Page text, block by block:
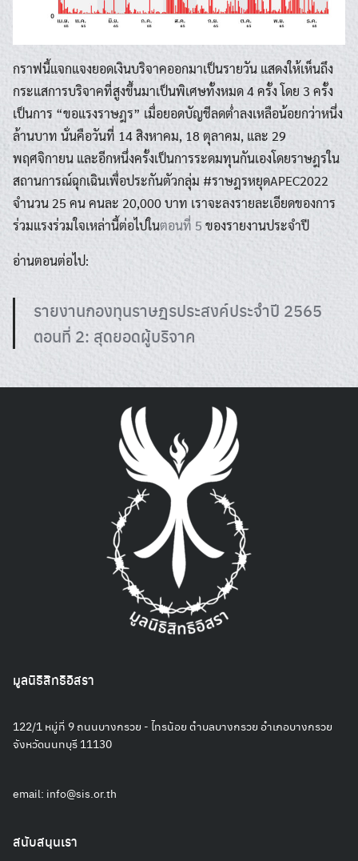
กราฟนี้แจกแจงยอดเงินบริจาคออกมาเป็นรายวัน แสดงให้เห็นถึง
กระแสการบริจาคที่สูงขึ้นมาเป็นพิเศษทั้งหมด 4 ครั้ง โดย 3 ครั้ง
เป็นการ “ขอแรงราษฎร” เมื่อยอดบัญชีลดต่ำลงเหลือน้อยกว่าหนึ่ง
ล้านบาท นั่นคือวันที่ 14 สิงหาคม, 18 ตุลาคม, และ 29
พฤศจิกายน และอีกหนึ่งครั้งเป็นการระดมทุนกันเองโดยราษฎรใน
สถานการณ์ฉุกเฉินเพื่อประกันตัวกลุ่ม #ราษฎรหยุดAPEC2022
จำนวน 25 คน คนละ 20,000 บาท เราจะลงรายละเอียดของการ
ร่วมแรงร่วมใจเหล่านี้ต่อไปในตอนที่ 5 ของรายงานประจำปี
อ่านตอนต่อไป:
รายงานกองทุนราษฎรประสงค์ประจำปี 2565
ตอนที่ 2: สุดยอดผู้บริจาค
มูลนิธิสิทธิอิสรา
122/1 หมู่ที่ 9 ถนนบางกรวย - ไทรน้อย ตำบลบางกรวย อำเภอบางกรวย
จังหวัดนนทบุรี 11130
email: info@sis.or.th
สนับสนุนเรา